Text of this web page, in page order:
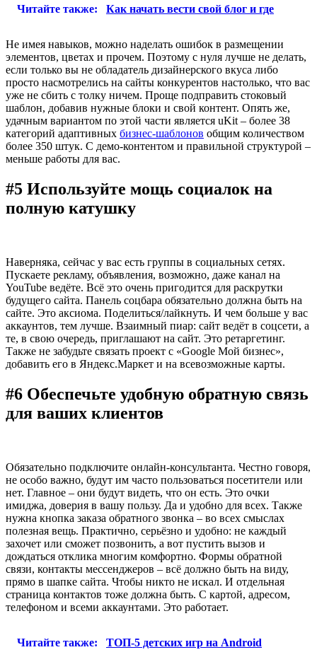
Читайте также: Как начать вести свой блог и где
Не имея навыков, можно наделать ошибок в размещении
элементов, цветах и прочем. Поэтому с нуля лучше не делать,
если только вы не обладатель дизайнерского вкуса либо
просто насмотрелись на сайты конкурентов настолько, что вас
уже не сбить с толку ничем. Проще подправить стоковый
шаблон, добавив нужные блоки и свой контент. Опять же,
удачным вариантом по этой части является uKit – более 38
категорий адаптивных бизнес-шаблонов общим количеством
более 350 штук. С демо-контентом и правильной структурой –
меньше работы для вас.
#5 Используйте мощь социалок на
полную катушку
Наверняка, сейчас у вас есть группы в социальных сетях.
Пускаете рекламу, объявления, возможно, даже канал на
YouTube ведёте. Всё это очень пригодится для раскрутки
будущего сайта. Панель соцбара обязательно должна быть на
сайте. Это аксиома. Поделиться/лайкнуть. И чем больше у вас
аккаунтов, тем лучше. Взаимный пиар: сайт ведёт в соцсети, а
те, в свою очередь, приглашают на сайт. Это ретаргетинг.
Также не забудьте связать проект с «Google Мой бизнес»,
добавить его в Яндекс.Маркет и на всевозможные карты.
#6 Обеспечьте удобную обратную связь
для ваших клиентов
Обязательно подключите онлайн-консультанта. Честно говоря,
не особо важно, будут им часто пользоваться посетители или
нет. Главное – они будут видеть, что он есть. Это очки
имиджа, доверия в вашу пользу. Да и удобно для всех. Также
нужна кнопка заказа обратного звонка – во всех смыслах
полезная вещь. Практично, серьёзно и удобно: не каждый
захочет или сможет позвонить, а вот пустить вызов и
дождаться отклика многим комфортно. Формы обратной
связи, контакты мессенджеров – всё должно быть на виду,
прямо в шапке сайта. Чтобы никто не искал. И отдельная
страница контактов тоже должна быть. С картой, адресом,
телефоном и всеми аккаунтами. Это работает.
Читайте также: ТОП-5 детских игр на Android